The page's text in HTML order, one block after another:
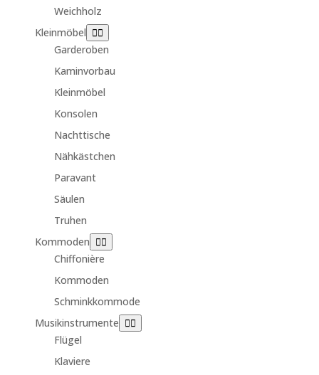
Weichholz
Kleinmöbel
Garderoben
Kaminvorbau
Kleinmöbel
Konsolen
Nachttische
Nähkästchen
Paravant
Säulen
Truhen
Kommoden
Chiffonière
Kommoden
Schminkkommode
Musikinstrumente
Flügel
Klaviere